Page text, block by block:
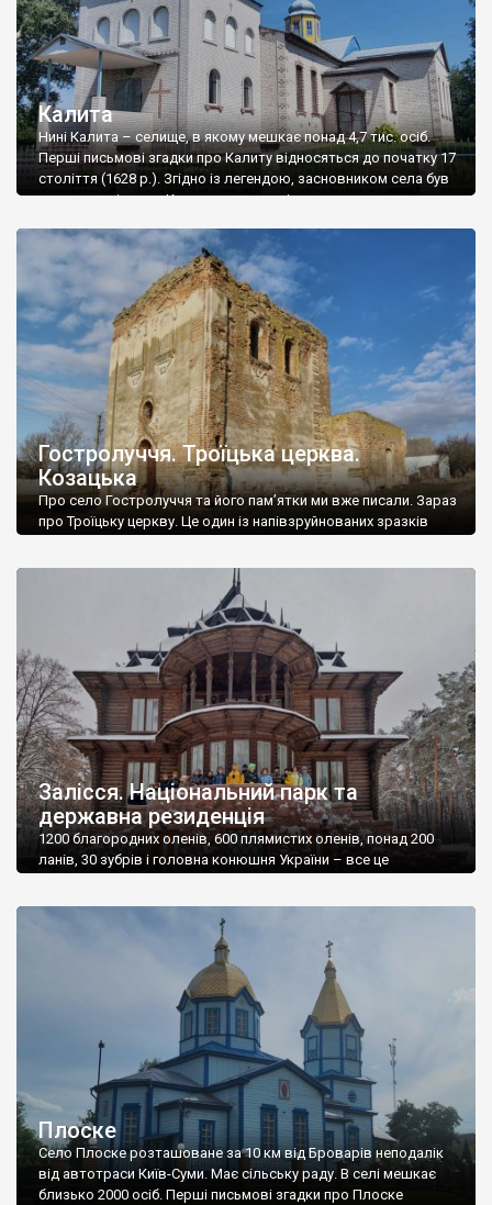
Калита
Нині Калита – селище, в якому мешкає понад 4,7 тис. осіб.
Перші письмові згадки про Калиту відносяться до початку 17
століття (1628 р.). Згідно із легендою, засновником села був
козак на прізвище Калита, хоча деякі перекази кажуть, що це
мірошником, адже село заснували на вітряному […]
Гостролуччя. Троїцька церква.
Козацька
Про село Гостролуччя та його пам’ятки ми вже писали. Зараз
про Троїцьку церкву. Це один із напівзруйнованих зразків
Мазепою і вона значно відоміша. А от Троїцька церква у
Гостролуччі поки залишається майже забутою. Її збудував на
Залісся. Національний парк та
державна резиденція
1200 благородних оленів, 600 плямистих оленів, понад 200
ланів, 30 зубрів і головна конюшня України – все це
серед зоологів факт. Неймовірні стада оленів – таке в
Україні можна побачити хіба що на Бирючому острові. А ще
тут є Музей природи та […]
Плоске
Село Плоске розташоване за 10 км від Броварів неподалік
від автотраси Київ-Суми. Має сільську раду. В селі мешкає
близько 2000 осіб. Перші письмові згадки про Плоске